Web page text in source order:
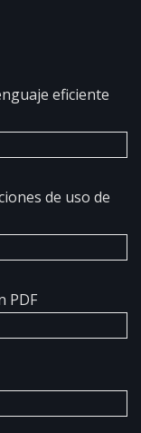
eficiente
de uso de
PDF